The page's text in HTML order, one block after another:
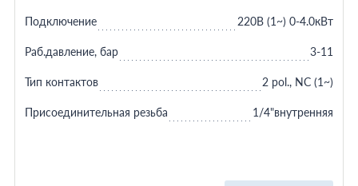
Подключение 220В (1~) 0-4.0кВт
Раб.давление, бар 3-11
Тип контактов 2 pol., NC (1~)
Присоединительная резьба 1/4"внутренняя